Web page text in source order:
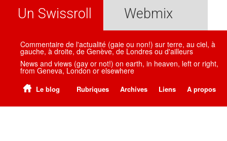
Un Swissroll Webmix
Commentaire de l'actualité (gaie ou non!) sur terre, au ciel, à
gauche, à droite, de Genève, de Londres ou d'ailleurs
News and views (gay or not!) on earth, in heaven, left or right,
from Geneva, London or elsewhere
Le blog Rubriques Archives Liens A propos